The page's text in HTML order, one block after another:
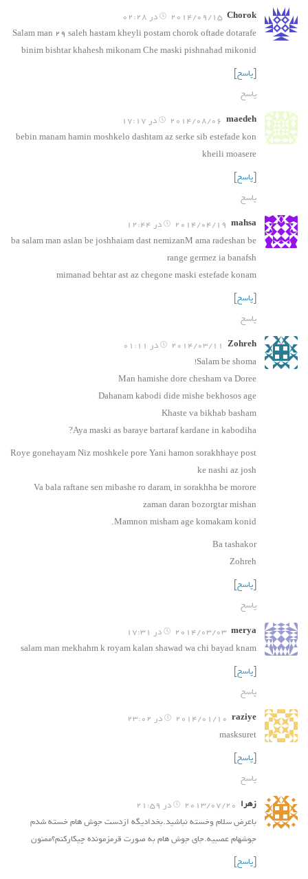
Chorok 2014/09/15 در 02:28
Salam man 29 saleh hastam kheyli postam chorok oftade dotarafe
binim bishtar khahesh mikonam Che maski pishnahad mikonid
[پاسخ]
پاسخ
maedeh 2014/08/06 در 17:17
bebin manam hamin moshkelo dashtam az serke sib estefade kon
kheili moasere
[پاسخ]
پاسخ
mahsa 2014/04/19 در 12:44
ba salam man aslan be joshhaiam dast nemizanM ama radeshan be
range germez ia banafsh
mimanad behtar ast az chegone maski estefade konam
[پاسخ]
پاسخ
Zohreh 2014/03/11 در 01:11
Salam be shoma!
Man hamishe dore chesham va Doree
Dahanam kabodi dide mishe bekhosos age
Khaste va bikhab basham
Aya maski as baraye bartaraf kardane in kabodiha?
Roye gonehayam Niz moshkele pore Yani hamon sorakhhaye post
ke nashi az josh
Va bala raftane sen mibashe ro daram, in sorakhha be morore
zaman daran bozorgtar mishan
Mamnon misham age komakam konid.
Ba tashakor
Zohreh
[پاسخ]
پاسخ
merya 2014/03/03 در 17:31
salam man mekhahm k royam kalan shawad wa chi bayad knam
[پاسخ]
پاسخ
raziye 2014/01/10 در 23:02
masksuret
[پاسخ]
پاسخ
زهرا 2013/07/20 در 21:59
باعرض سلام وخسته نباشید.بخدادیگه ازدست جوش هام خسته شدم
جوشهام عصبیه.جای جوش هام به صورت قرمزمونده چیکارکنم؟ممنون
[پاسخ]